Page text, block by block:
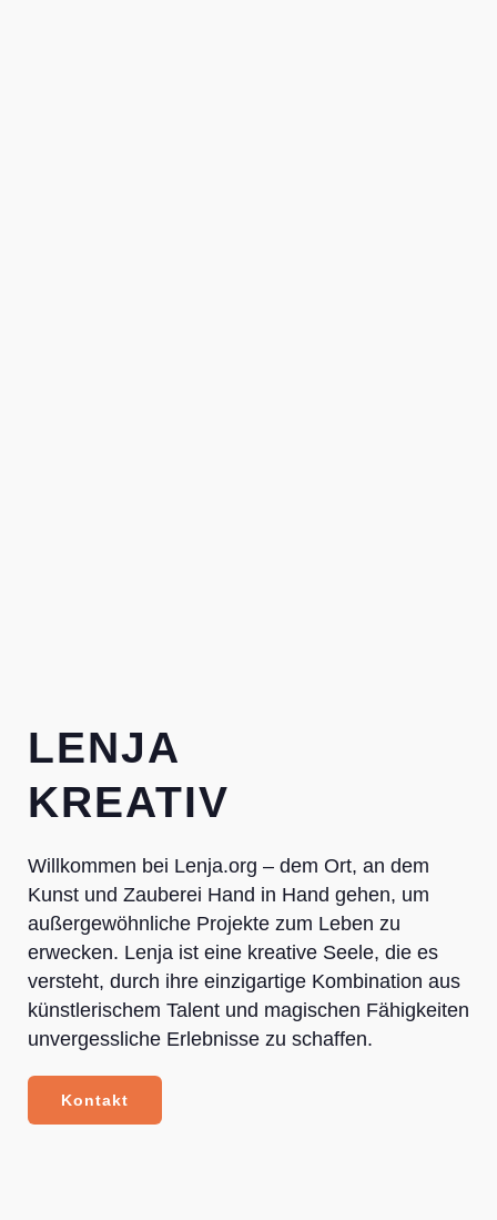
LENJA
KREATIV
Willkommen bei Lenja.org – dem Ort, an dem
Kunst und Zauberei Hand in Hand gehen, um
außergewöhnliche Projekte zum Leben zu
erwecken. Lenja ist eine kreative Seele, die es
versteht, durch ihre einzigartige Kombination aus
künstlerischem Talent und magischen Fähigkeiten
unvergessliche Erlebnisse zu schaffen.
Kontakt